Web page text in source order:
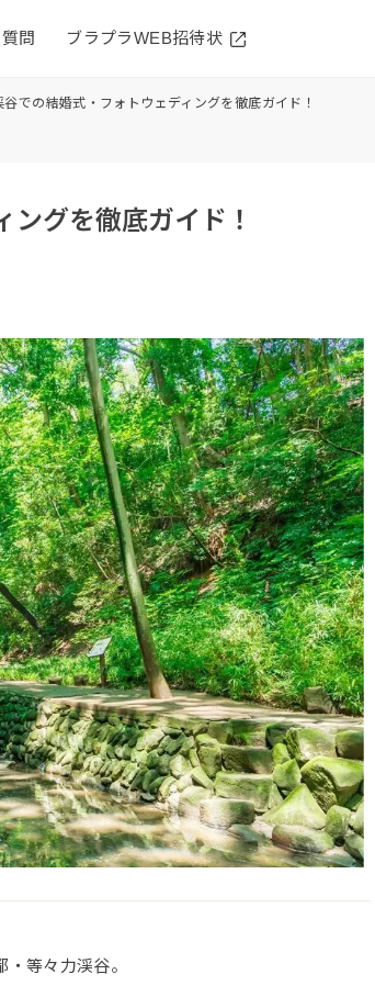
問 ブラプラWEB招待状
谷での結婚式・フォトウェディングを徹底ガイド！
グを徹底ガイド！
等々力渓谷。